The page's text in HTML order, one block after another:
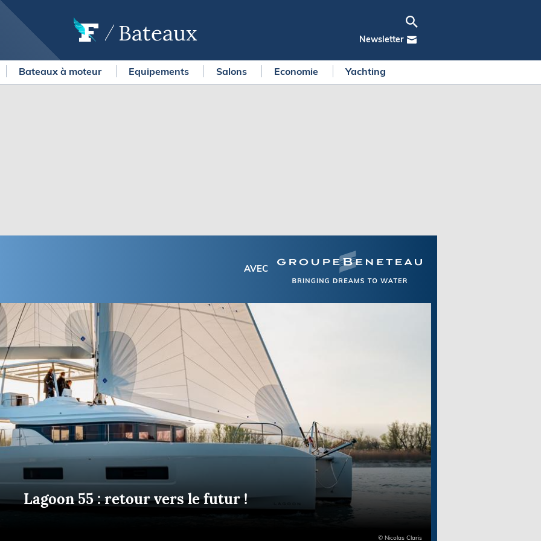
Bateaux Newsletter
Cup
en mer
METEO CONSULT Marine
FLASH INFO
Bateaux à moteur Equipements Salons Economie Yachting
AVEC
Lagoon 55 : retour vers le futur !
© Nicolas Claris